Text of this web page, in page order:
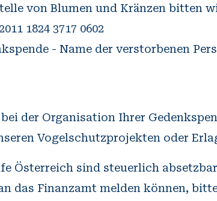
1824 3717 0602
- Name der verstorbenen
der Organisation Ihrer
Vogelschutzprojekten oder
Österreich sind steuerlich
das Finanzamt melden können,